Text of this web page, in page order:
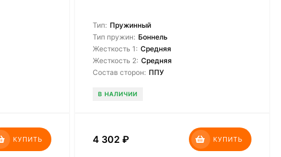
КУПИТЬ
Тип: Пружинный
Тип пружин: Боннель
Жесткость 1: Средняя
Жесткость 2: Средняя
Состав сторон: ППУ
В НАЛИЧИИ
4 302 ₽ КУПИТЬ